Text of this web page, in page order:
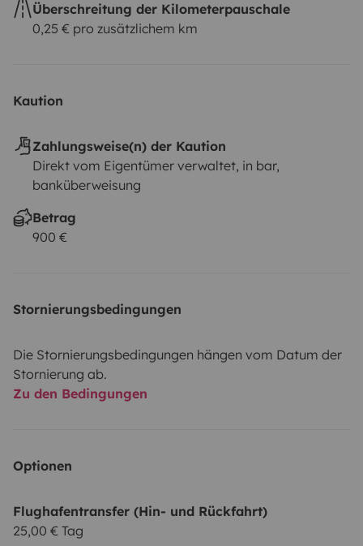
Überschreitung der Kilometerpauschale
0,25 € pro zusätzlichem km
Kaution
Zahlungsweise(n) der Kaution
Direkt vom Eigentümer verwaltet, in bar,
banküberweisung
Betrag
900 €
Stornierungsbedingungen
Die Stornierungsbedingungen hängen vom Datum der
Stornierung ab.
Zu den Bedingungen
Optionen
Flughafentransfer (Hin- und Rückfahrt)
25,00 € Tag